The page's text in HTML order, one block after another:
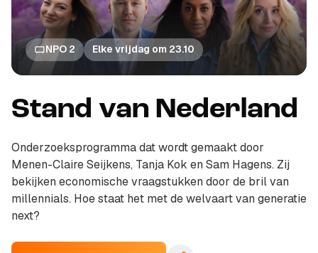
NPO 2 Elke vrijdag om 23.10
Stand van Nederland
Onderzoeksprogramma dat wordt gemaakt door
Menen-Claire Seijkens, Tanja Kok en Sam Hagens. Zij
bekijken economische vraagstukken door de bril van
millennials. Hoe staat het met de welvaart van generatie
next?